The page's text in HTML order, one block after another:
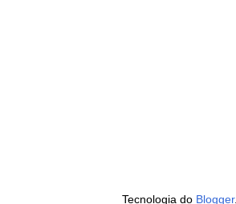
Tecnologia do Blogger.